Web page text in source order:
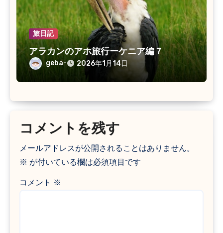
旅日記
アラカンのアホ旅行ーケニア編７
geba- 2026年1月14日
コメントを残す
メールアドレスが公開されることはありません。
※ が付いている欄は必須項目です
コメント ※